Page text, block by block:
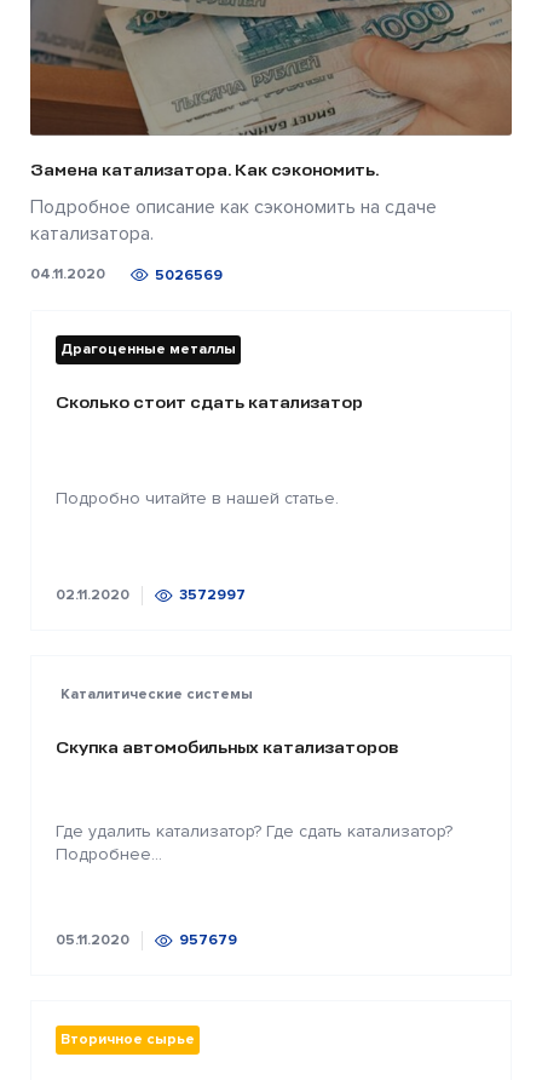
Замена катализатора. Как сэкономить.
Подробное описание как сэкономить на сдаче
катализатора.
04.11.2020 5026569
Драгоценные металлы
Сколько стоит сдать катализатор
Подробно читайте в нашей статье.
02.11.2020 3572997
Каталитические системы
Скупка автомобильных катализаторов
Где удалить катализатор? Где сдать катализатор?
Подробнее...
05.11.2020 957679
Вторичное сырье